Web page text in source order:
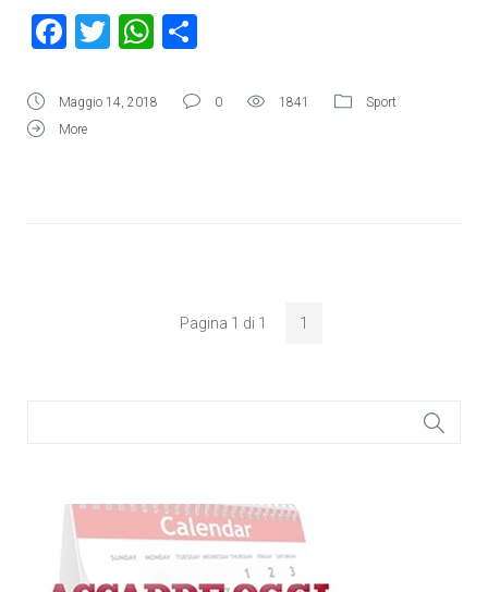
Facebook
TwitterWhatsApp
Maggio 14, 2018 0 1841
Sport
More
Pagina 1 di 1 1